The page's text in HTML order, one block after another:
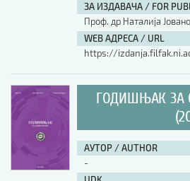
ЗА ИЗДАВАЧА / FOR
Проф. др Наталија
WEB АДРЕСА / URL
https://
ГОДИШЊАК ЗА
АУТОР / AUTHOR
-